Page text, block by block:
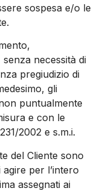
sospesa e/o le
necessità di
pregiudizio di
gli
puntualmente
e con le
2002 e s.m.i.
del Cliente sono
per l’intero
assegnati ai